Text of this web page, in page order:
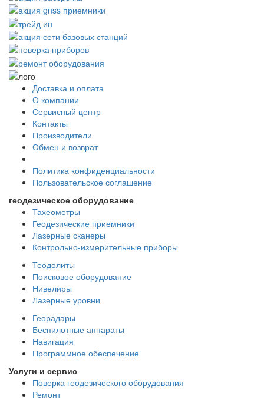
Доставка и оплата
О компании
Сервисный центр
Контакты
Производители
Обмен и возврат
Политика конфиденциальности
Пользовательское соглашение
геодезическое оборудование
Тахеометры
Геодезические приемники
Лазерные сканеры
Контрольно-измерительные приборы
Теодолиты
Поисковое оборудование
Нивелиры
Лазерные уровни
Георадары
Беспилотные аппараты
Навигация
Программное обеспечение
Услуги и сервис
Поверка геодезического оборудования
Ремонт